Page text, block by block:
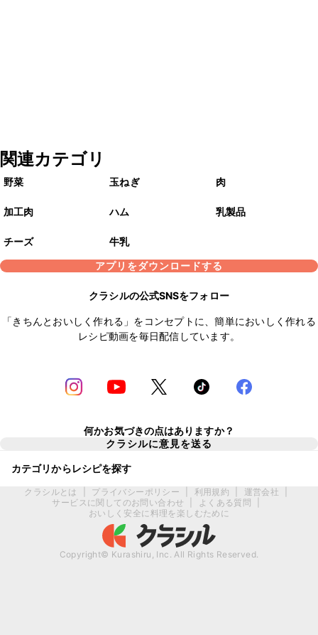
関連カテゴリ
野菜 玉ねぎ 肉
加工肉 ハム 乳製品
チーズ
牛乳
アプリをダウンロードする
クラシルの公式SNSをフォロー
「きちんとおいしく作れる」をコンセプトに、簡単においしく作れる
レシピ動画を毎日配信しています。
何かお気づきの点はありますか？
クラシルに意見を送る
カテゴリからレシピを探す
クラシルとは プライバシーポリシー 利用規約 運営会社
サービスに関してのお問い合わせ
よくある質問
おいしく安全に料理を楽しむために
Copyright© Kurashiru, Inc. All Rights Reserved.